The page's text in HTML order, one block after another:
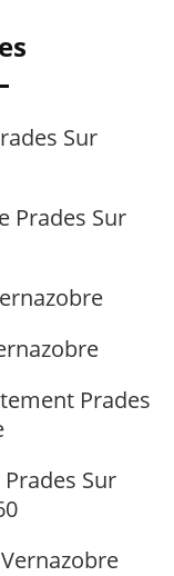
Sur
Prades Sur
Prades
Sur